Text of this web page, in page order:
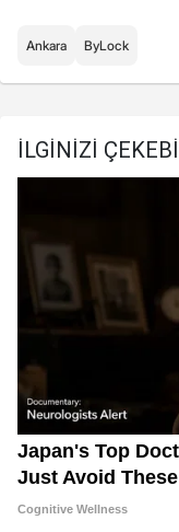
Ankara ByLock